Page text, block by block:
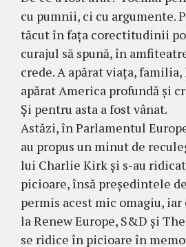
cu pumnii, ci cu argumente.
tăcut în fața corectitudinii
curajul să spună, în
crede. A apărat viața,
apărat America profundă și
Și pentru asta a fost vânat.
Astăzi, în Parlamentul
au propus un minut de
lui Charlie Kirk și s-au
picioare, însă președintele
permis acest mic omagiu,
la Renew Europe, S&D și
se ridice în picioare în